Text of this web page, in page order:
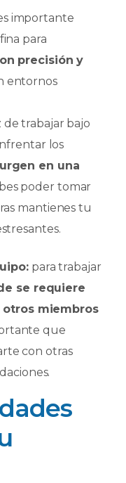
importante
para
precisión y
entornos
de trabajar bajo
los
en una
poder tomar
mantienes tu
para trabajar
se requiere
otros miembros
que
con otras